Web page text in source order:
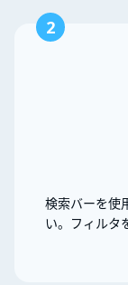
2
検索バーを使
い。フィルタ